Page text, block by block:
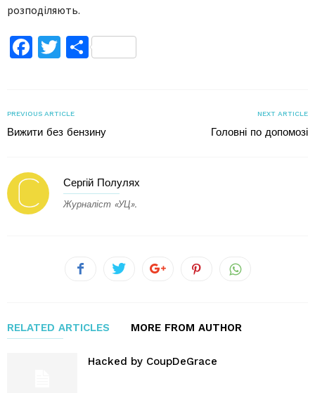
розподіляють.
Facebook
TwitterПоділитися
PREVIOUS ARTICLE
Вижити без бензину
NEXT ARTICLE
Головні по допомозі
Сергій Полулях
Журналіст «УЦ».
RELATED ARTICLES MORE FROM AUTHOR
Hacked by CoupDeGrace